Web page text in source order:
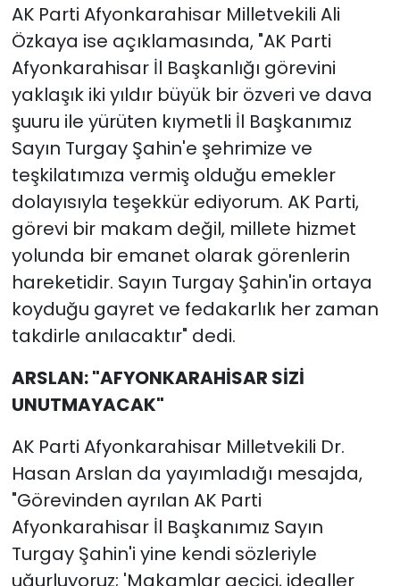
AK Parti Afyonkarahisar Milletvekili Ali
Özkaya ise açıklamasında, "AK Parti
Afyonkarahisar İl Başkanlığı görevini
yaklaşık iki yıldır büyük bir özveri ve dava
şuuru ile yürüten kıymetli İl Başkanımız
Sayın Turgay Şahin'e şehrimize ve
teşkilatımıza vermiş olduğu emekler
dolayısıyla teşekkür ediyorum. AK Parti,
görevi bir makam değil, millete hizmet
yolunda bir emanet olarak görenlerin
hareketidir. Sayın Turgay Şahin'in ortaya
koyduğu gayret ve fedakarlık her zaman
takdirle anılacaktır" dedi.
ARSLAN: "AFYONKARAHİSAR SİZİ
UNUTMAYACAK"
AK Parti Afyonkarahisar Milletvekili Dr.
Hasan Arslan da yayımladığı mesajda,
"Görevinden ayrılan AK Parti
Afyonkarahisar İl Başkanımız Sayın
Turgay Şahin'i yine kendi sözleriyle
uğurluyoruz; 'Makamlar geçici, idealler